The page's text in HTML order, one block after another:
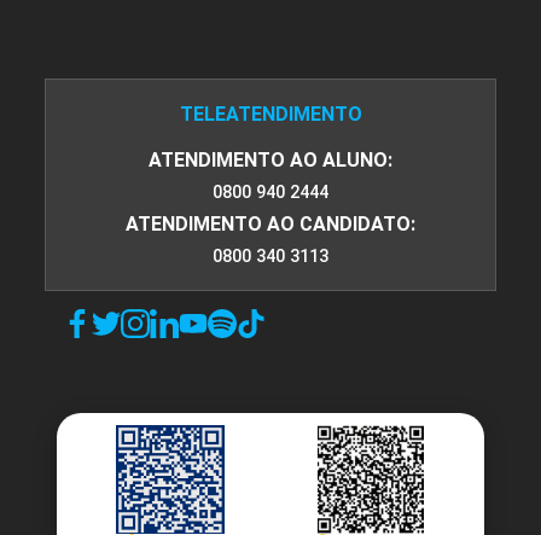
TELEATENDIMENTO
ATENDIMENTO AO ALUNO:
0800 940 2444
ATENDIMENTO AO CANDIDATO:
0800 340 3113